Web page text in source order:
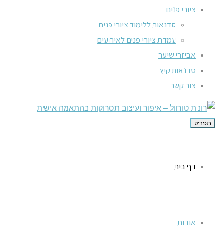
ציורי פנים
סדנאות ללימוד ציורי פנים
עמדת ציורי פנים לאירועים
אביזרי שיער
סדנאות קיץ
צור קשר
תפריט
דף בית
אודות